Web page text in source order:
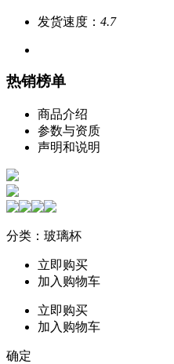
发货速度： 4.7
热销榜单
商品介绍
参数与资质
声明和说明
分类：玻璃杯
立即购买
加入购物车
立即购买
加入购物车
确定